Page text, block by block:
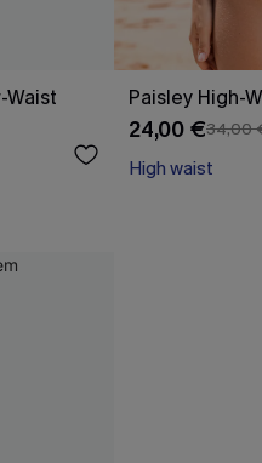
Waist Paisley High-
24,00 €34,00
High waist